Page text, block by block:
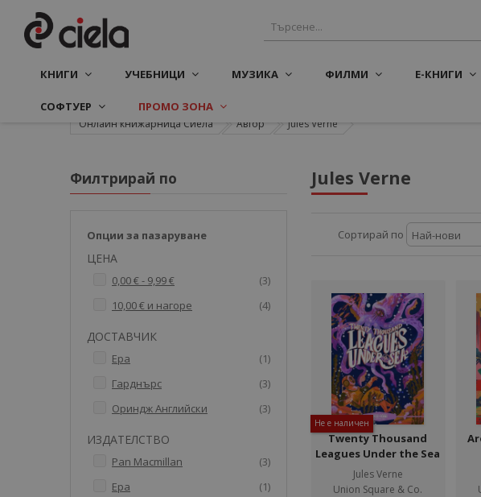
КНИГИ УЧЕБНИЦИ МУЗИКА ФИЛМИ Е-КНИГИ
СОФТУЕР ПРОМО ЗОНА
Онлайн книжарница Сиела Автор Jules Verne
Jules Verne
Сортирай по
Не е наличен
Twenty Thousand
Leagues Under the Sea
Jules Verne
Union Square & Co.
Филтрирай по
Опции за пазаруване
ЦЕНА
0,00 €- 9,99 € 3артикули
10,00 € и нагоре 4артикули
ДОСТАВЧИК
Ера 1артикул
Гарднърс
3артикули
Ориндж Английски
3артикули
ИЗДАТЕЛСТВО
Pan Macmillan 3артикули
Ера
1артикул